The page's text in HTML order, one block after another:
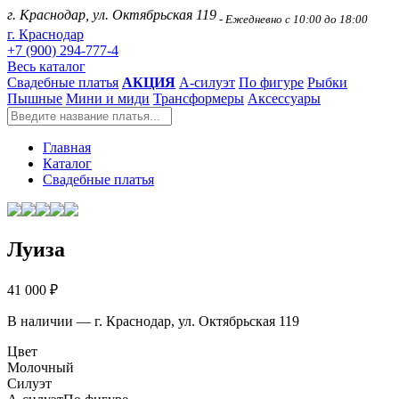
г. Краснодар, ул. Октябрьская 119 - Ежедневно с 10:00 до 18:00
г. Краснодар
+7 (900) 294-777-4
Весь каталог
Свадебные платья АКЦИЯ А-силуэт По фигуре Рыбки
Пышные Мини и миди Трансформеры Аксессуары
Главная
Каталог
Свадебные платья
Луиза
41 000 ₽
В наличии — г. Краснодар, ул. Октябрьская 119
Цвет
Молочный
Силуэт